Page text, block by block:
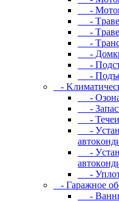
-
-
-
-
-
-
-
-
-
-
-
-
-
-
- Гapaжнoe
- Baнны